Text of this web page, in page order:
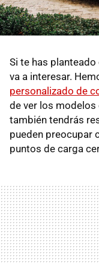
Si te has
va a interesar.
personalizado de
de ver los modelos
también tendrás
pueden preocupar
puntos de carga